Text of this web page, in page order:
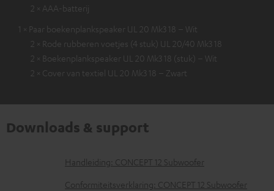
2 × AAA-batterij
1 × Paar boekenplankspeaker UL 20 Mk3 18 – Wit
2 × Rode rubberen voetjes (4 stuk) UL 20/40 Mk3 18
2 × Boekenplankspeaker UL 20 Mk3 18 (stuk) – Wit
2 × Cover van textiel UL 20 Mk3 18 – Zwart
Downloads & support
D
o
Handleiding: CONCEPT 12 Subwoofer
Conformiteitsverklaring: CONCEPT 12 Subwoofer